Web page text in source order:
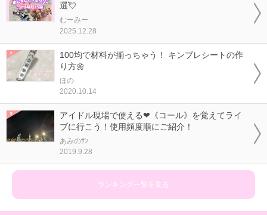
選💘
むーみー
2025.12.28
100均で材料が揃っちゃう！ キンブレシートの作
り方🌼
ほの
2020.10.14
アイドル現場で使える❤《コール》を覚えてライ
ブに行こう！使用頻度順にご紹介！
あみのｻﾝ
2019.9.28
ランキング一覧を見る